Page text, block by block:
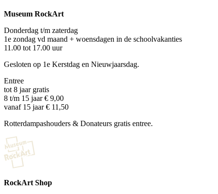
Museum RockArt
Donderdag t/m zaterdag
1e zondag vd maand + woensdagen in de schoolvakanties
11.00 tot 17.00 uur
Gesloten op 1e Kerstdag en Nieuwjaarsdag.
Entree
tot 8 jaar gratis
8 t/m 15 jaar € 9,00
vanaf 15 jaar € 11,50
Rotterdampashouders & Donateurs gratis entree.
RockArt Shop